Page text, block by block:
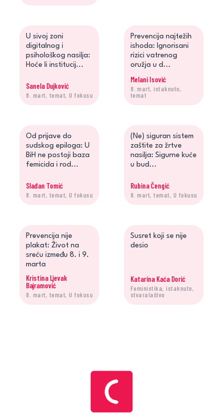
U sivoj zoni
digitalnog i
psihološkog nasilja:
Hoće li institucij...
Sanela Dujković
8. mart, temat, U fokusu
Prevencija najtežih
ishoda: Ignorisani
rizici vatrenog
oružja u d...
Melani Isović
8. mart, istaknuto,
temat
Od prijave do
sudskog epiloga: U
BiH ne postoji baza
femicida i rod...
Slađan Tomić
8. mart, temat, U fokusu
(Ne) siguran sistem
zaštite za žrtve
nasilja: Sigurne kuće
u bud...
Rubina Čengić
8. mart, temat, U fokusu
Prevencija nije
plakat: Život na
sreću između 8. i 9.
marta
Kristina Ljevak
Bajramović
8. mart, temat, U fokusu
Susret koji se nije
desio
Katarina Kaća Dorić
Feministika, istaknuto,
stvaralaštvo